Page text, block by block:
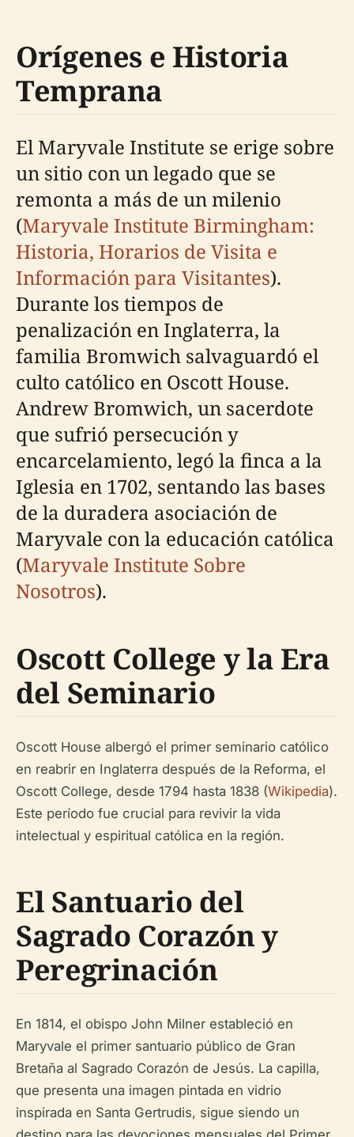
Orígenes e Historia
Temprana
El Maryvale Institute se erige sobre
un sitio con un legado que se
remonta a más de un milenio
(Maryvale Institute Birmingham:
Historia, Horarios de Visita e
Información para Visitantes).
Durante los tiempos de
penalización en Inglaterra, la
familia Bromwich salvaguardó el
culto católico en Oscott House.
Andrew Bromwich, un sacerdote
que sufrió persecución y
encarcelamiento, legó la finca a la
Iglesia en 1702, sentando las bases
de la duradera asociación de
Maryvale con la educación católica
(Maryvale Institute Sobre
Nosotros).
Oscott College y la Era
del Seminario
Oscott House albergó el primer seminario católico
en reabrir en Inglaterra después de la Reforma, el
Oscott College, desde 1794 hasta 1838 (Wikipedia).
Este período fue crucial para revivir la vida
intelectual y espiritual católica en la región.
El Santuario del
Sagrado Corazón y
Peregrinación
En 1814, el obispo John Milner estableció en
Maryvale el primer santuario público de Gran
Bretaña al Sagrado Corazón de Jesús. La capilla,
que presenta una imagen pintada en vidrio
inspirada en Santa Gertrudis, sigue siendo un